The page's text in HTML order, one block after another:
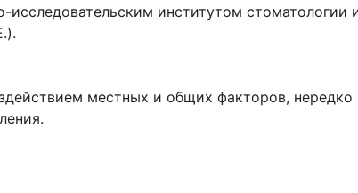
институтом стоматологии
местных и общих факторов, нередко